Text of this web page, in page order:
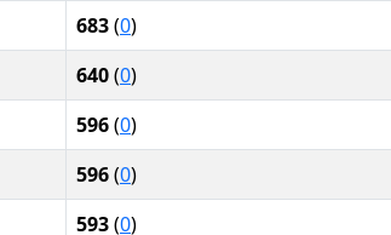
683(0)
640(0)
596(0)
596(0)
593(0)